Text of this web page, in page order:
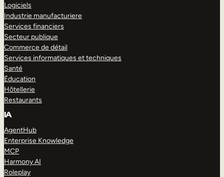
Logiciels
Industrie manufacturiere
Services financiers
Secteur publique
Commerce de détail
Services informatiques et techniques
Santé
Éducation
Hôtellerie
Restaurants
IA
AgentHub
Enterprise Knowledge
MCP
Harmony AI
Roleplay